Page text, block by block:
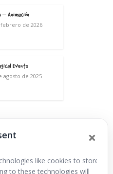
like cookies to store
to these technologies will
– Animación
de 2026
Events
agosto de 2025